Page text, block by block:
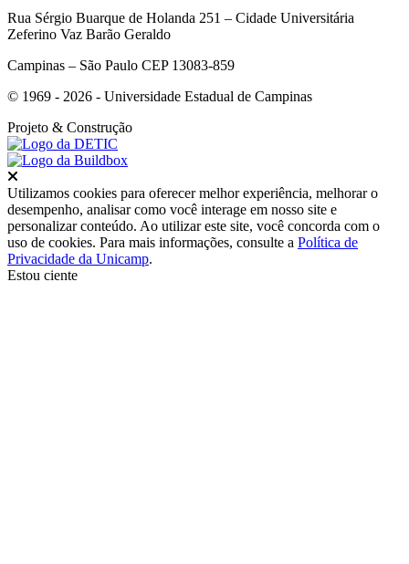
Rua Sérgio Buarque de Holanda 251 – Cidade Universitária
Zeferino Vaz Barão Geraldo
Campinas – São Paulo CEP 13083-859
© 1969 - 2026 - Universidade Estadual de Campinas
Projeto & Construção
Utilizamos cookies para oferecer melhor experiência, melhorar o
desempenho, analisar como você interage em nosso site e
personalizar conteúdo. Ao utilizar este site, você concorda com o
uso de cookies. Para mais informações, consulte a Política de
Privacidade da Unicamp.
Estou ciente